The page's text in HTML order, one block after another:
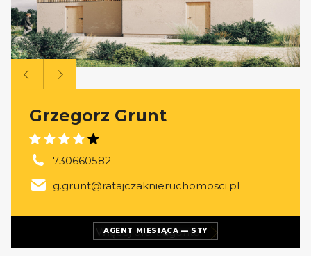
AGENT MIESIĄCA — STY
Grzegorz Grunt
730660582
g.grunt@ratajczaknieruchomosci.pl
Więcej ofertagenta